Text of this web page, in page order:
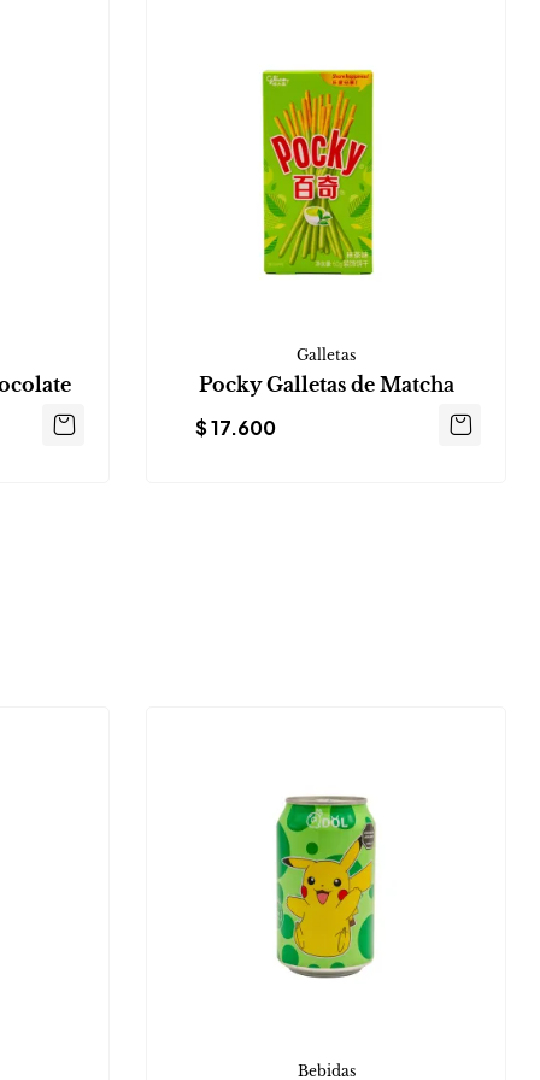
Galletas
Pocky Galletas de Matcha
$17.600
Bebidas